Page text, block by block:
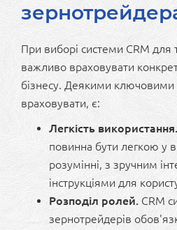
При виборі системи CRM для
важливо враховувати
бізнесу. Деякими ключовими
враховувати, є:
Легкість використання.
повинна бути легкою у
розумінні, з зручним
інструкціями для
Розподіл ролей. CRM
зернотрейдерів